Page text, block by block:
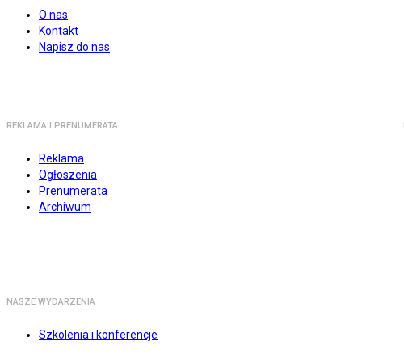
O nas
Kontakt
Napisz do nas
REKLAMA I PRENUMERATA
Reklama
Ogłoszenia
Prenumerata
Archiwum
NASZE WYDARZENIA
Szkolenia i konferencje